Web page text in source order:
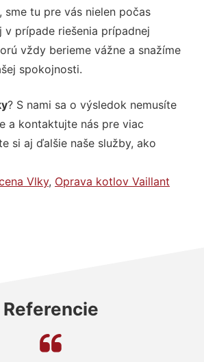
sme tu pre vás nielen počas
v prípade riešenia prípadnej
vždy berieme vážne a snažíme
spokojnosti.
? S nami sa o výsledok nemusíte
a kontaktujte nás pre viac
si aj ďalšie naše služby, ako
Vlky, Oprava kotlov Vaillant
Referencie